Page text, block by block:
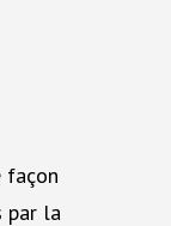
façon
par la